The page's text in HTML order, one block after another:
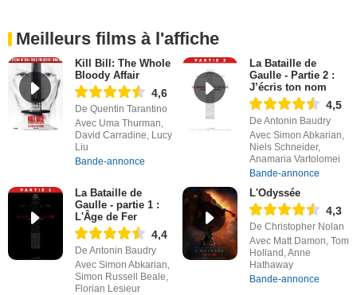
Meilleurs films à l'affiche
Kill Bill: The Whole
Bloody Affair
4,6
De Quentin Tarantino
Avec Uma Thurman,
David Carradine, Lucy
Liu
Bande-annonce
La Bataille de
Gaulle - Partie 2 :
J’écris ton nom
4,5
De Antonin Baudry
Avec Simon Abkarian,
Niels Schneider,
Anamaria Vartolomei
Bande-annonce
La Bataille de
Gaulle - partie 1 :
L'Âge de Fer
4,4
De Antonin Baudry
Avec Simon Abkarian,
Simon Russell Beale,
Florian Lesieur
L'Odyssée
4,3
De Christopher Nolan
Avec Matt Damon, Tom
Holland, Anne
Hathaway
Bande-annonce